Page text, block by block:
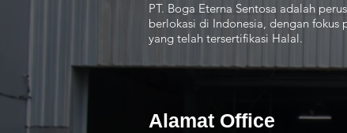
PT. Boga Eterna Sentosa adalah
berlokasi di Indonesia, dengan fokus
yang telah tersertifikasi Halal.
Alamat Office